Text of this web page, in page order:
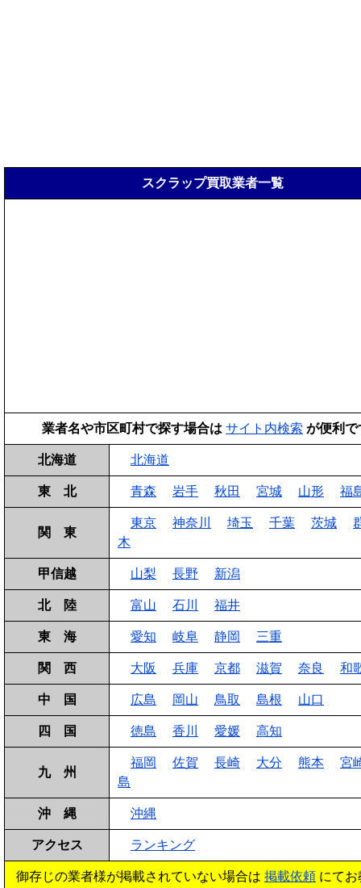
スクラップ買取業者一覧
業者名や市区町村で探す場合は サイト内検索 が便利で
北海道 北海道
東 北 青森 岩手 秋田 宮城 山形 福
関 東
東京 神奈川 埼玉 千葉 茨城
木
甲信越 山梨 長野 新潟
北 陸 富山 石川 福井
東 海 愛知 岐阜 静岡 三重
関 西 大阪 兵庫 京都 滋賀 奈良 和
中 国 広島 岡山 鳥取 島根 山口
四 国 徳島 香川 愛媛 高知
九 州
福岡 佐賀 長崎 大分 熊本
宮
島
沖 縄 沖縄
アクセス ランキング
御存じの業者様が掲載されていない場合は 掲載依頼 にて